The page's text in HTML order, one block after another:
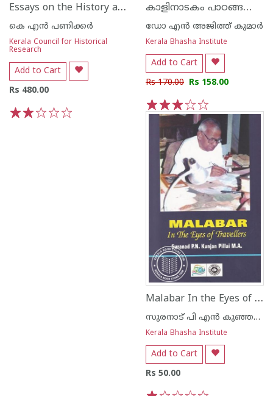
Essays on the History and Society of Kerala
കെ എന്‍ പണിക്കര്‍
Kerala Council for Historical
Research
Add to Cart
Rs 480.00
കാളിനാടകം പാഠങ്ങളും പഠനങ്ങളും
ഡോ എന്‍ അജിത്ത് കുമാര്‍
Kerala Bhasha Institute
Add to Cart
Rs 170.00 Rs 158.00
5
4
3
2
1
Malabar In the Eyes of Travellers
സുരനാട് പി എന്‍ കുഞ്ഞന്‍ പിള്ള എം എ
Kerala Bhasha Institute
Add to Cart
Rs 50.00